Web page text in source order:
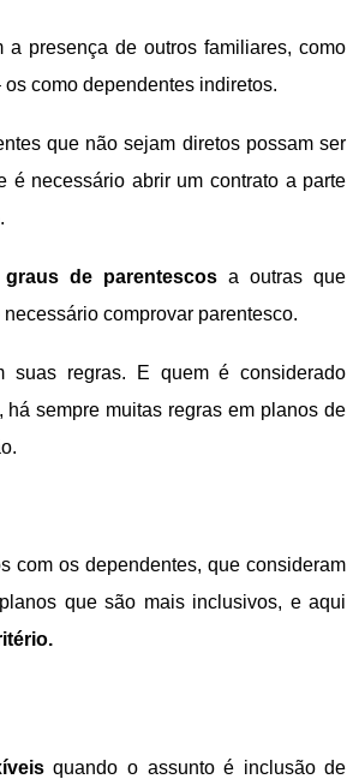
presença de outros familiares, como
como dependentes indiretos.
que não sejam diretos possam ser
é necessário abrir um contrato a parte
de parentescosa outras que
comprovar parentesco.
suas regras. E quem é considerado
sempre muitas regras em planos de
com os dependentes, que consideram
que são mais inclusivos, e aqui
quando o assunto é inclusão de